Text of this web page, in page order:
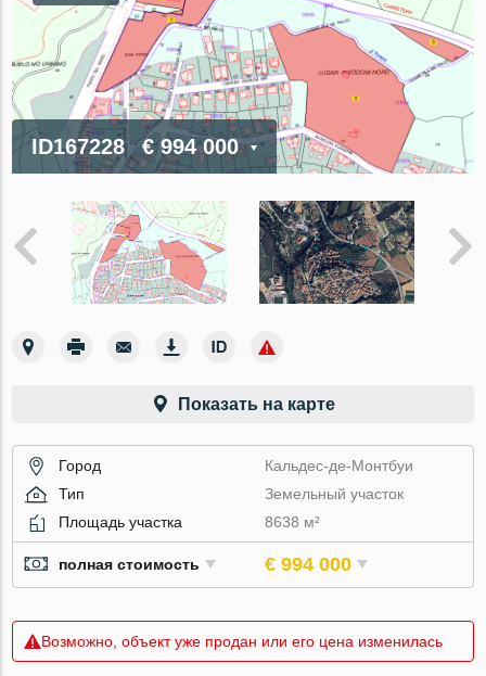
ID167228 € 994 000
Показать на карте
Город
Кальдес-де-Монтбуи
Тип
Земельный участок
Площадь участка
8638 м²
полная стоимость € 994 000
Возможно, объект уже продан или его цена изменилась